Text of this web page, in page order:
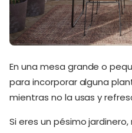
En una mesa grande o
para incorporar alguna
mientras no la usas y
Si eres un pésimo